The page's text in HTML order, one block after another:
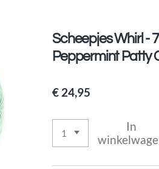
Scheepjes Whirl -
Peppermint Patty
€ 24,95
In